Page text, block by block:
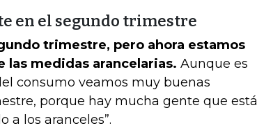
en el segundo trimestre
trimestre, pero ahora estamos
las medidas arancelarias. Aunque es
consumo veamos muy buenas
porque hay mucha gente que está
a los aranceles”.